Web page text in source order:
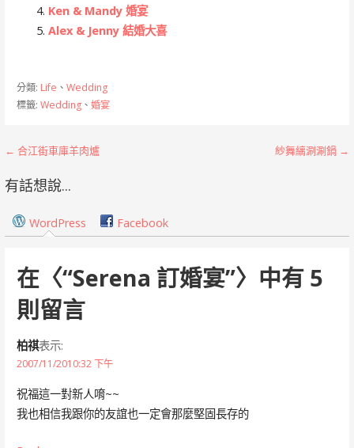
Ken & Mandy 婚宴
Alex & Jenny 結婚大喜
分類: Life 、 Wedding
標籤: Wedding、 婚宴
文
章
導
覽
← 合江街車庫羊肉爐 紗舞縭涮涮鍋 →
有話想說...
WordPress Facebook
在〈“Serena 訂婚宴”〉中有 5
則留言
柏祺表示:
2007/11/2010:32 下午
祝福這一對新人唷~~
我也相信我跟你的友誼也一定會那麼堅固長存的